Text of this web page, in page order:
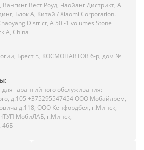
Вест Роуд, Чаойанг Дистрикт, А
Блок А, Китай / Xiaomi Corporation.
District, A 50 -1 volumes Stone
A, China
Брест г., КОСМОНАВТОВ б-р, дом №
гарантийного обслуживания:
д.105 +375295547454 ООО Мобайлрем,
д.118; ООО Кенфордбел, г.Минск,
МобиЛАБ, г.Минск,
46Б